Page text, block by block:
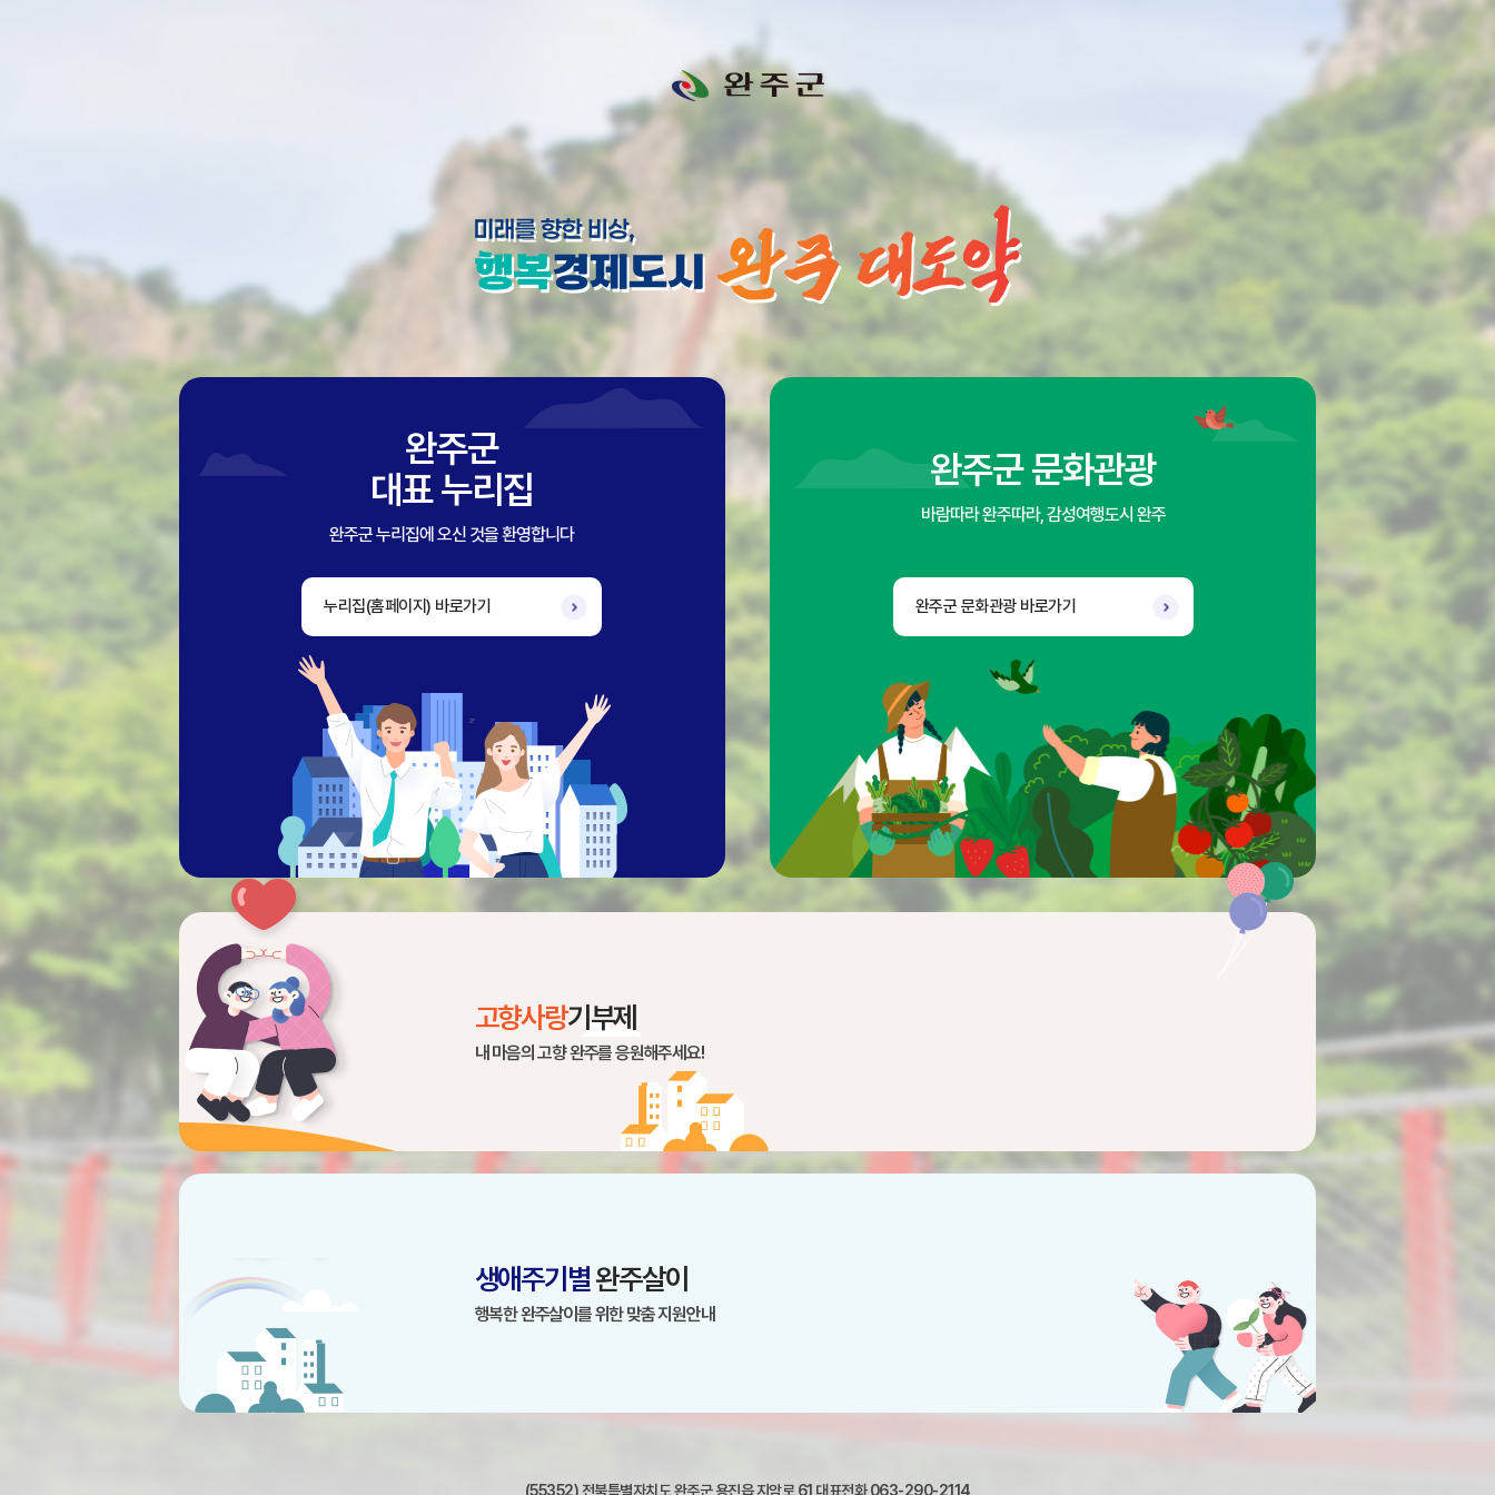
완주군
대표 누리집
완주군 누리집에 오신 것을 환영합니다
누리집(홈페이지) 바로가기
완주군 문화관광
바람따라 완주따라, 감성여행도시 완주
완주군 문화관광 바로가기
고향사랑기부제
내 마음의 고향 완주를 응원해주세요!
생애주기별완주살이
행복한 완주살이를 위한 맞춤 지원안내
(55352) 전북특별자치도 완주군 용진읍 지암로 61 대표전화 063-290-2114